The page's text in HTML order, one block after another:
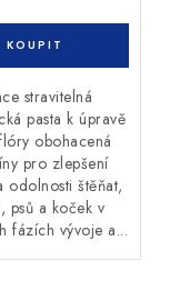
stravitelná
pasta k úpravě
obohacená
pro zlepšení
odolnosti štěňat,
psů a koček v
fázích vývoje a...